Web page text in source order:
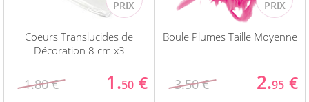
Coeurs Translucides de
Décoration 8 cm x3
1.80 € 1.50 €
Boule Plumes Taille Moyenne
3.50 € 2.95 €